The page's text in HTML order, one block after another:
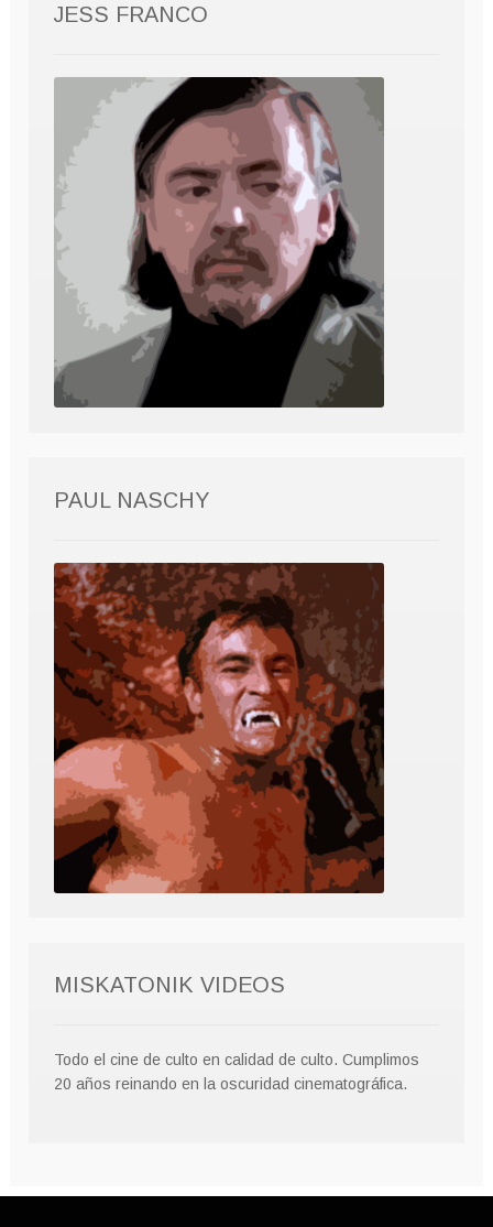
JESS FRANCO
PAUL NASCHY
MISKATONIK VIDEOS
Todo el cine de culto en calidad de culto. Cumplimos
20 años reinando en la oscuridad cinematográfica.